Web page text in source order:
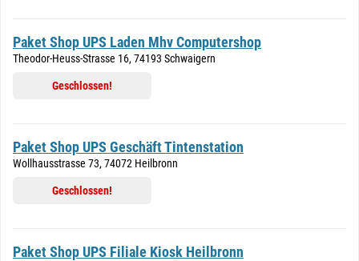
Paket Shop UPS Laden Mhv Computershop
Theodor-Heuss-Strasse 16, 74193 Schwaigern
Geschlossen!
Paket Shop UPS Geschäft Tintenstation
Wollhausstrasse 73, 74072 Heilbronn
Geschlossen!
Paket Shop UPS Filiale Kiosk Heilbronn